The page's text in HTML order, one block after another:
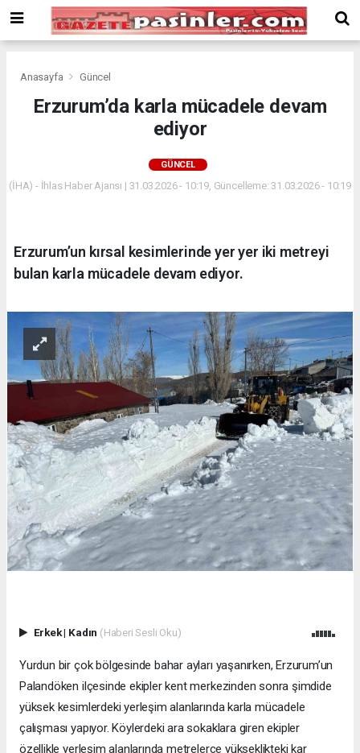
Bonusu
Veren
deneme
siteler
Veren
Anasayfa Güncel
Erzurum’da karla mücadele devam
ediyor
GÜNCEL
(İHA) - İhlas Haber Ajansı | 31.03.2026 - 10:19, Güncelleme: 31.03.2026 - 10:19
Erzurum’un kırsal kesimlerinde yer yer iki metreyi
bulan karla mücadele devam ediyor.
Erkek| Kadın (Haberi Sesli Oku)
Yurdun bir çok bölgesinde bahar ayları yaşanırken, Erzurum’un
Palandöken ilçesinde ekipler kent merkezinden sonra şimdide
yüksek kesimlerdeki yerleşim alanlarında karla mücadele
çalışması yapıyor. Köylerdeki ara sokaklara giren ekipler
özellikle yerleşim alanlarında metrelerce yükseklikteki kar